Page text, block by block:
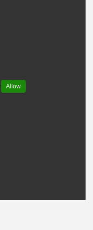
Allow